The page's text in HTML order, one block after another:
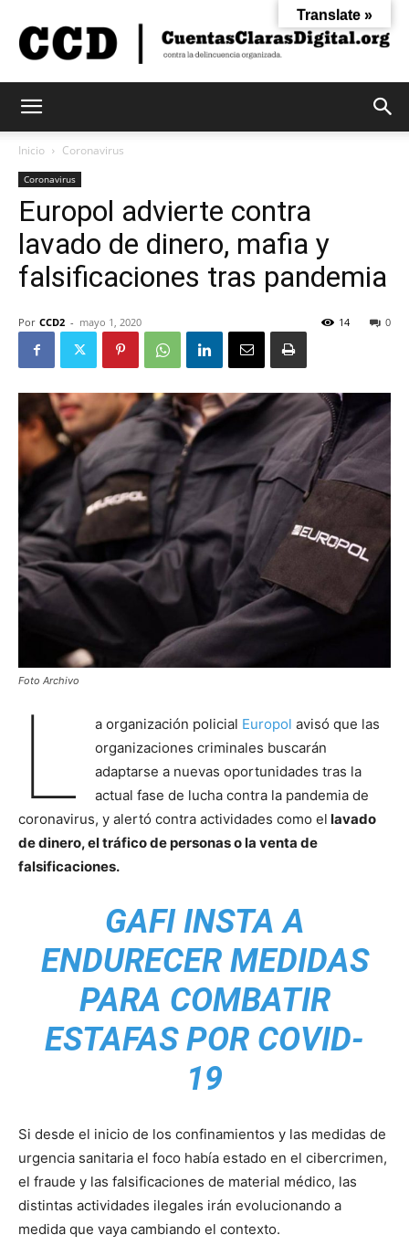
Claras
Digital
Inicio Coronavirus
Coronavirus
Europol advierte contra
lavado de dinero, mafia y
falsificaciones tras pandemia
Por CCD2 - mayo 1, 2020 0
14
Foto Archivo
L a organización policial Europol avisó que las
organizaciones criminales buscarán
adaptarse a nuevas oportunidades tras la
actual fase de lucha contra la pandemia de
coronavirus, y alertó contra actividades como el lavado
de dinero, el tráfico de personas o la venta de
falsificaciones.
GAFI INSTA A
ENDURECER MEDIDAS
PARA COMBATIR
ESTAFAS POR COVID-
19
Si desde el inicio de los confinamientos y las medidas de
urgencia sanitaria el foco había estado en el cibercrimen,
el fraude y las falsificaciones de material médico, las
distintas actividades ilegales irán evolucionando a
medida que vaya cambiando el contexto.
Translate »